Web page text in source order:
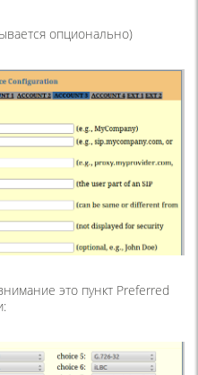
опционально)
это пункт Preferred